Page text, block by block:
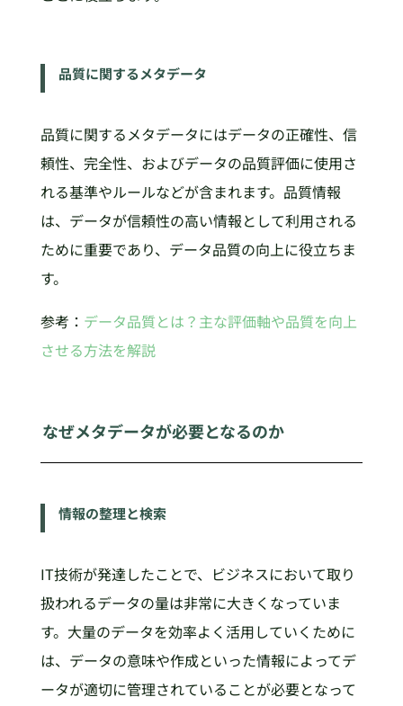
品質に関するメタデータ
品質に関するメタデータにはデータの正確性、信
頼性、完全性、およびデータの品質評価に使用さ
れる基準やルールなどが含まれます。品質情報
は、データが信頼性の高い情報として利用される
ために重要であり、データ品質の向上に役立ちま
す。
参考： データ品質とは？主な評価軸や品質を向上
させる方法を解説
なぜメタデータが必要となるのか
情報の整理と検索
IT技術が発達したことで、ビジネスにおいて取り
扱われるデータの量は非常に大きくなっていま
す。大量のデータを効率よく活用していくために
は、データの意味や作成といった情報によってデ
ータが適切に管理されていることが必要となって